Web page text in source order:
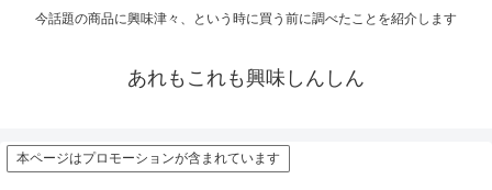
今話題の商品に興味津々、という時に買う前に調べたことを紹介します
あれもこれも興味しんしん
本ページはプロモーションが含まれています